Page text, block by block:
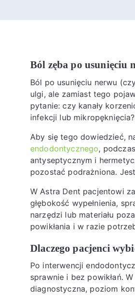
Ból zęba po usunięciu
Ból po usunięciu nerwu
ulgi, ale zamiast tego
pytanie: czy kanały
infekcji lub mikropęknięcia?
Aby się tego dowiedzieć,
endodontycznego,
antyseptycznym i
pozostać podrażniona.
W Astra Dent pacjentowi
głębokość wypełnienia,
narzędzi lub materiału
powikłania i w razie
Dlaczego pacjenci
Po interwencji
sprawnie i bez powikłań.
diagnostyczna, poziom